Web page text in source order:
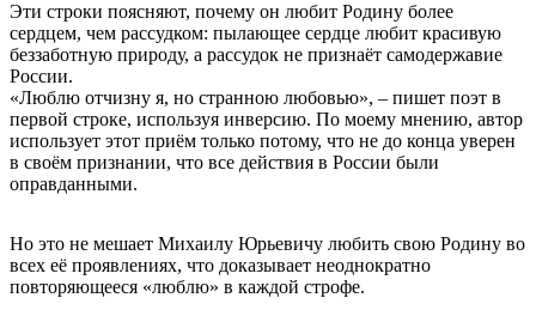
Эти строки поясняют, почему он любит Родину более
сердцем, чем рассудком: пылающее сердце любит красивую
беззаботную природу, а рассудок не признаёт самодержавие
России.
«Люблю отчизну я, но странною любовью», – пишет поэт в
первой строке, используя инверсию. По моему мнению, автор
использует этот приём только потому, что не до конца уверен
в своём признании, что все действия в России были
оправданными.
Но это не мешает Михаилу Юрьевичу любить свою Родину во
всех её проявлениях, что доказывает неоднократно
повторяющееся «люблю» в каждой строфе.